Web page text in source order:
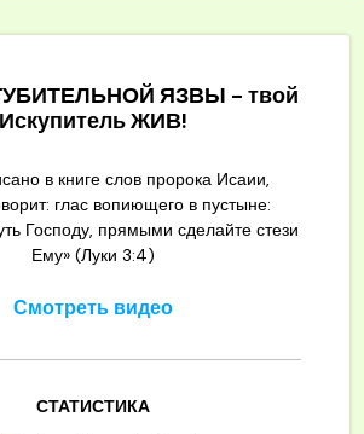
ЯЗВЫ - твой
Искупитель ЖИВ!
в книге слов пророка Исаии,
глас вопиющего в пустыне:
Господу, прямыми сделайте стези
Ему» (Луки 3:4)
Смотреть видео
СТАТИСТИКА